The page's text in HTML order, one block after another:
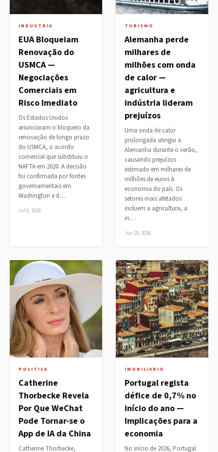
INDUSTRIA
EUA Bloqueiam
Renovação do
USMCA —
Negociações
Comerciais em
Risco Imediato
Os Estados Unidos
anunciaram o bloqueio da
renovação de longo prazo
do USMCA, o acordo
comercial que substituiu o
NAFTA em 2020. A decisão
foi confirmada por fontes
governamentais em
Washington e d…
Jul 6, 2026
TURISMO
Alemanha perde
milhares de
milhões com onda
de calor —
agricultura e
indústria lideram
prejuízos
Uma onda de calor
prolongada atingiu a
Alemanha durante o verão,
causando prejuízos
estimado em milhares de
milhões de euros à
economia do país. Os
setores mais afetados
incluem a agricultura, a
in…
Jun 29, 2026
POLITICA
Catherine
Thorbecke Revela
Por Que WeChat
Pode Tornar-se o
App de IA da China
Catherine Thorbecke,
IMOBILIARIO
Portugal regista
défice de 0,7% no
início do ano —
Implicações para a
economia
No início de 2026, Portugal